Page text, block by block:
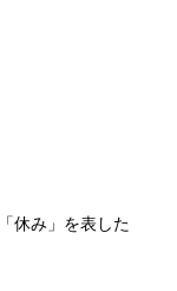
休み」を表した